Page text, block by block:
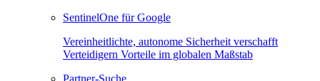
SentinelOne für Google
Vereinheitlichte, autonome Sicherheit verschafft
Verteidigern Vorteile im globalen Maßstab
Partner-Suche